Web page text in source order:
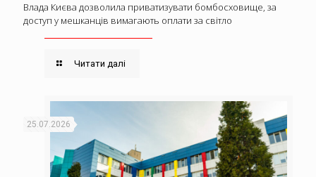
Влада Києва дозволила приватизувати бомбосховище, за
доступ у мешканців вимагають оплати за світло
Читати далі
25.07.2026